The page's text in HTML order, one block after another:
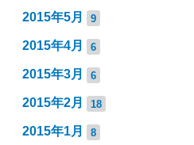
2015年5月 9
2015年4月 6
2015年3月 6
2015年2月 18
2015年1月 8